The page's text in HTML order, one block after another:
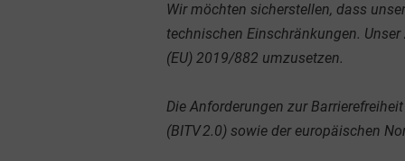
Wir möchten sicherstellen, dass
technischen Einschränkungen.
(EU) 2019/882 umzusetzen.
Die Anforderungen zur
(BITV 2.0) sowie der europäischen